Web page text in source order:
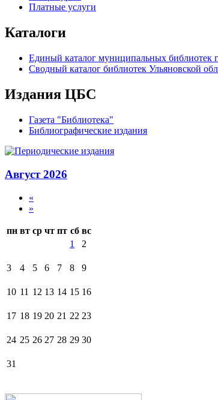
Платные услуги
Каталоги
Единый каталог муниципальных библиотек
Сводный каталог библиотек Ульяновской
Издания ЦБС
Газета "Библиотека"
Библиографические издания
Август 2026
«
»
пн вт ср чт пт сб вс
1
2
3 4 5 6 7 8 9
10 11 12 13 14 15 16
17 18 19 20 21 22 23
24 25 26 27 28 29 30
31